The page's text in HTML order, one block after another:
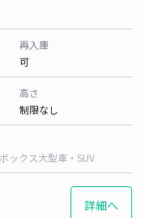
再入庫
可
高さ
制限なし
ックス大型車・SUV
詳細へ